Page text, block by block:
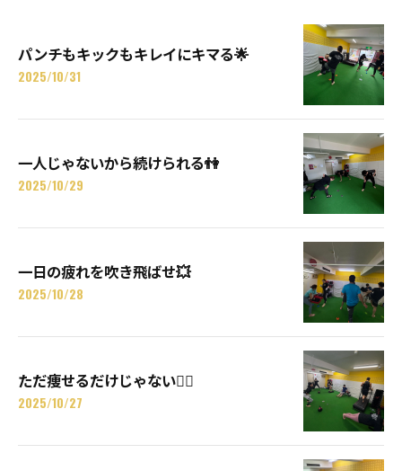
パンチもキックもキレイにキマる🌟
2025/10/31
一人じゃないから続けられる👫
2025/10/29
一日の疲れを吹き飛ばせ💥
2025/10/28
ただ痩せるだけじゃない🙅‍♂️
2025/10/27